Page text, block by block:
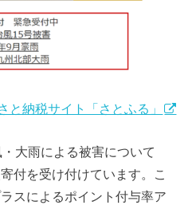
と納税サイト「さとふる」
大雨による被害について
付を受け付けています。こ
スによるポイント付与率ア